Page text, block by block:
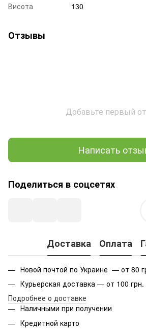
Висота
130
Отзывы
Добавьте первый
Написать
Поделиться в соцсетях
Доставка Оплата
Новой почтой по Украине — от 80
Курьерская доставка — от 100 грн.
Подробнее о доставке
Наличными при получении
Кредитной карто